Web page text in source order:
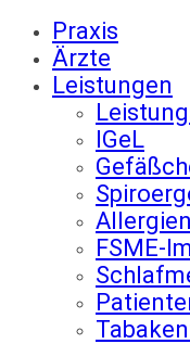
Praxis
Ärzte
Leistungen
IGeL
Allergien
FSME-